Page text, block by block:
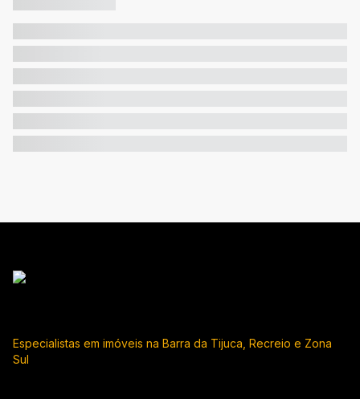
Especialistas em imóveis na Barra da Tijuca, Recreio e Zona
Sul